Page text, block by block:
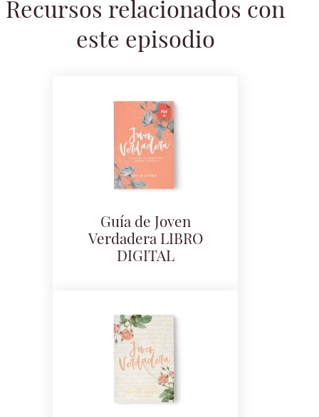
Recursos relacionados con
este episodio
Guía de Joven
Verdadera LIBRO
DIGITAL